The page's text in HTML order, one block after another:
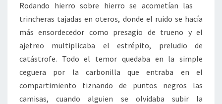
Rodando hierro sobre hierro se acometían las
trincheras tajadas en oteros, donde el ruido se hacía
más ensordecedor como presagio de trueno y el
ajetreo multiplicaba el estrépito, preludio de
catástrofe. Todo el temor quedaba en la simple
ceguera por la carbonilla que entraba en el
compartimiento tiznando de puntos negros las
camisas, cuando alguien se olvidaba subir la